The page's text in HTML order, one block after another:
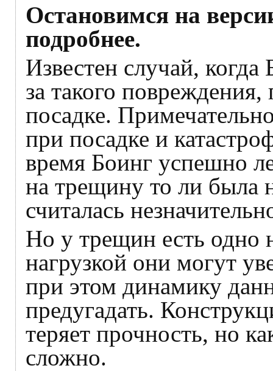
Остановимся на
подробнее.
Известен случай,
за такого
посадке.
при посадке и
время Боинг успешно
на трещину то ли была
считалась
Но у трещин есть одно
нагрузкой они могут
при этом динамику
предугадать.
теряет прочность, но
сложно.